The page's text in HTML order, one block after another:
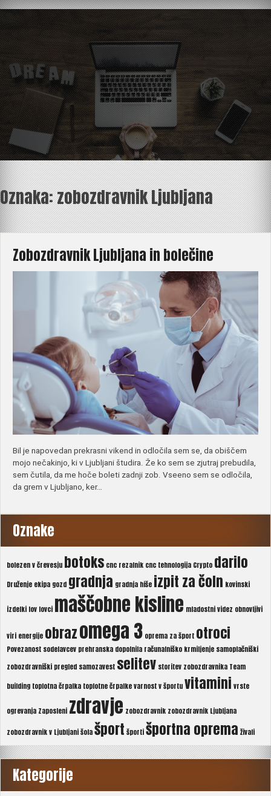
Skip
to
content
Oznaka:zobozdravnik Ljubljana
Zobozdravnik Ljubljana in bolečine
Bil je napovedan prekrasni vikend in odločila sem se, da obiščem
mojo nečakinjo, ki v Ljubljani študira. Že ko sem se zjutraj prebudila,
sem čutila, da me hoče boleti zadnji zob. Vseeno sem se odločila,
da grem v Ljubljano, ker…
Oznake
bolezen v črevesju botoks cnc rezalnik cnc tehnologija Crypto darilo
Druženje ekipa gozd gradnja gradnja hiše izpit za čoln kovinski
izdelki lov lovci maščobne kisline mladostni videz obnovljivi
viri energije obrazomega 3 oprema za šport otroci
Povezanost sodelavcev prehranska dopolnila računalniško krmiljenje samoplačniški
zobozdravniški pregled samozavest selitev storitev zobozdravnika Team
building toplotna črpalka toplotne črpalkevarnost v športuvitamini vrste
ogrevanja Zaposleni zdravje zobozdravnik zobozdravnik Ljubljana
zobozdravnik v Ljubljanišolašport športišportna oprema živali
Kategorije